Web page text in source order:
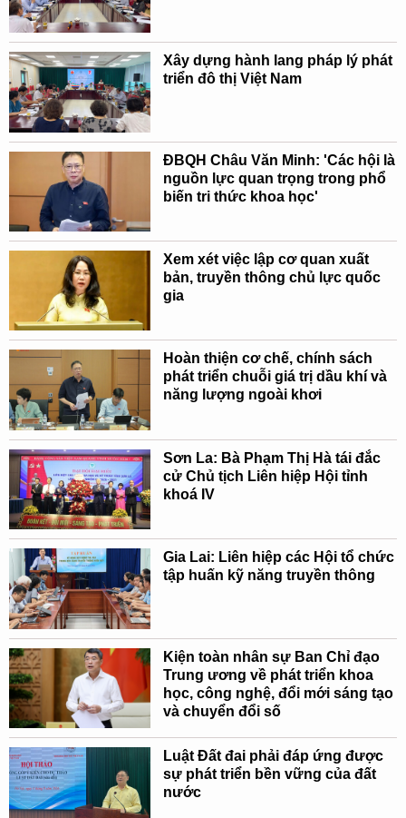
Xây dựng hành lang pháp lý phát
triển đô thị Việt Nam
ĐBQH Châu Văn Minh: 'Các hội là
nguồn lực quan trọng trong phổ
biến tri thức khoa học'
Xem xét việc lập cơ quan xuất
bản, truyền thông chủ lực quốc
gia
Hoàn thiện cơ chế, chính sách
phát triển chuỗi giá trị dầu khí và
năng lượng ngoài khơi
Sơn La: Bà Phạm Thị Hà tái đắc
cử Chủ tịch Liên hiệp Hội tỉnh
khoá IV
Gia Lai: Liên hiệp các Hội tổ chức
tập huấn kỹ năng truyền thông
Kiện toàn nhân sự Ban Chỉ đạo
Trung ương về phát triển khoa
học, công nghệ, đổi mới sáng tạo
và chuyển đổi số
Luật Đất đai phải đáp ứng được
sự phát triển bền vững của đất
nước